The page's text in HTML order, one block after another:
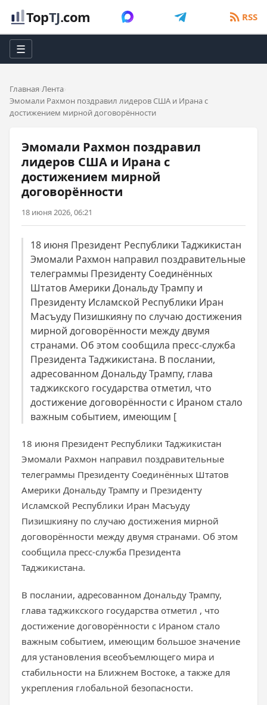
TopTJ.com RSS
☰
Главная Лента
Эмомали Рахмон поздравил лидеров США и Ирана с
достижением мирной договорённости
Эмомали Рахмон поздравил
лидеров США и Ирана с
достижением мирной
договорённости
18 июня 2026, 06:21
18 июня Президент Республики Таджикистан
Эмомали Рахмон направил поздравительные
телеграммы Президенту Соединённых
Штатов Америки Дональду Трампу и
Президенту Исламской Республики Иран
Масъуду Пизишкияну по случаю достижения
мирной договорённости между двумя
странами. Об этом сообщила пресс-служба
Президента Таджикистана. В послании,
адресованном Дональду Трампу, глава
таджикского государства отметил, что
достижение договорённости с Ираном стало
важным событием, имеющим [
18 июня Президент Республики Таджикистан
Эмомали Рахмон направил поздравительные
телеграммы Президенту Соединённых Штатов
Америки Дональду Трампу и Президенту
Исламской Республики Иран Масъуду
Пизишкияну по случаю достижения мирной
договорённости между двумя странами. Об этом
сообщила пресс-служба Президента
Таджикистана.
В послании, адресованном Дональду Трампу,
глава таджикского государства отметил , что
достижение договорённости с Ираном стало
важным событием, имеющим большое значение
для установления всеобъемлющего мира и
стабильности на Ближнем Востоке, а также для
укрепления глобальной безопасности.